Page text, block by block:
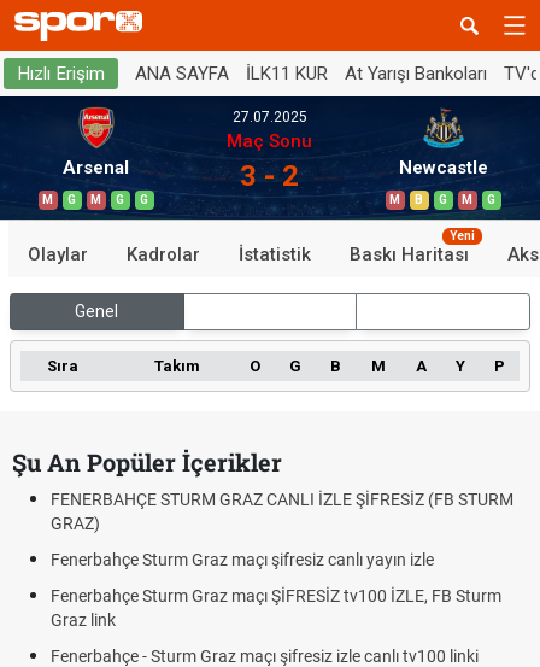
Hızlı Erişim ANA SAYFA İLK11 KUR At Yarışı Bankoları
Arsenal
M G M G G
27.07.2025
Maç Sonu
3 - 2 Newcastle
M B G M G
Olaylar Kadrolar İstatistik Baskı Haritası
Yeni
Genel
Sıra Takım O G B M A Y P
Şu An Popüler İçerikler
FENERBAHÇE STURM GRAZ CANLI İZLE ŞİFRESİZ (FB STURM
GRAZ)
Fenerbahçe Sturm Graz maçı şifresiz canlı yayın izle
Fenerbahçe Sturm Graz maçı ŞİFRESİZ tv100 İZLE, FB Sturm
Graz link
Fenerbahçe - Sturm Graz maçı şifresiz izle canlı tv100 linki